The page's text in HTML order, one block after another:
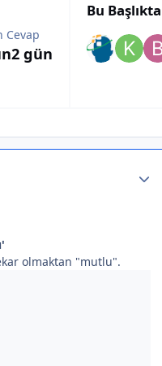
Cevap
2 gün
Bu
topic overview
olmaktan "mutlu".